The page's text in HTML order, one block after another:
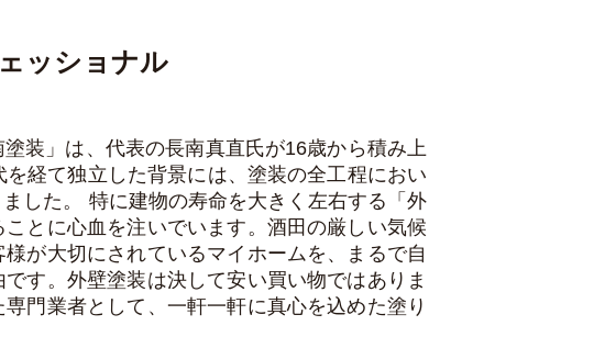
ッショナル
装」は、代表の長南真直氏が16歳から積み上
経て独立した背景には、塗装の全工程におい
した。 特に建物の寿命を大きく左右する「外
とに心血を注いでいます。酒田の厳しい気候
が大切にされているマイホームを、まるで自
す。外壁塗装は決して安い買い物ではありま
門業者として、一軒一軒に真心を込めた塗り